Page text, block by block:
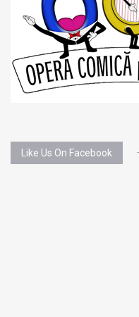
Like Us On Facebook